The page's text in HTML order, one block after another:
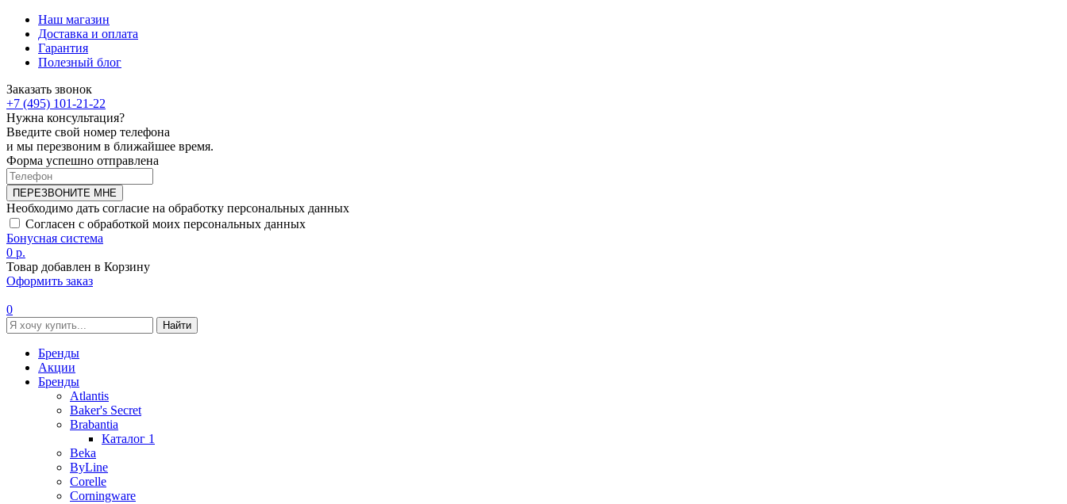
Наш магазин
Доставка и оплата
Гарантия
Полезный блог
Заказать звонок
+7 (495) 101-21-22
Нужна консультация?
Введите свой номер телефона
и мы перезвоним в ближайшее время.
Форма успешно отправлена
ПЕРЕЗВОНИТЕ МНЕ
Необходимо дать согласие на обработку персональных данных
Согласен с обработкой моих персональных данных
Бонусная система
0 р.
Товар добавлен в Корзину
Оформить заказ
0
Найти
Бренды
Акции
Бренды
Atlantis
Baker's Secret
Brabantia
Каталог 1
Beka
ByLine
Corelle
Corningware